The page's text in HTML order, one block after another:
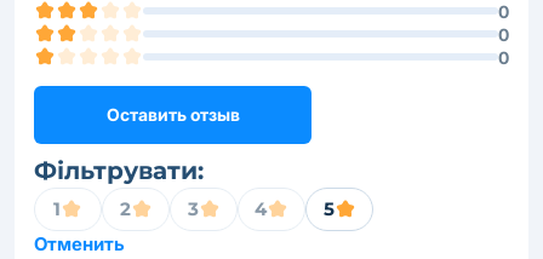
0
0
0
Оставить отзыв
Фільтрувати:
1 2 3 4
5
Отменить